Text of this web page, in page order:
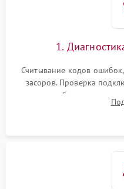
Проблемы с
1.
Считывание кодов
засоров. Проверка
жалоб на
разбрызгивателей или